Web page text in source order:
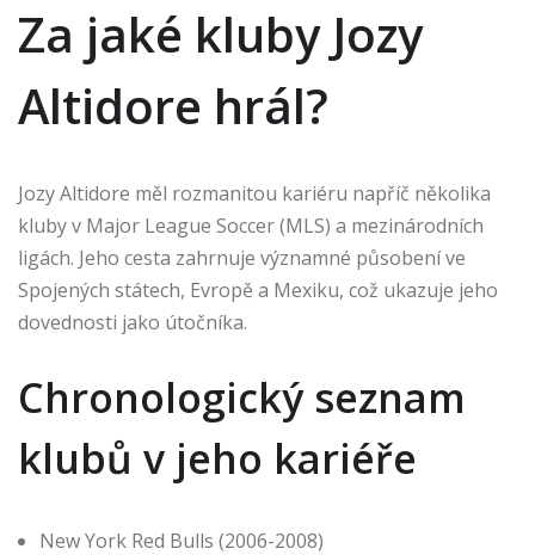
Za jaké kluby Jozy
Altidore hrál?
Jozy Altidore měl rozmanitou kariéru napříč několika
kluby v Major League Soccer (MLS) a mezinárodních
ligách. Jeho cesta zahrnuje významné působení ve
Spojených státech, Evropě a Mexiku, což ukazuje jeho
dovednosti jako útočníka.
Chronologický seznam
klubů v jeho kariéře
New York Red Bulls (2006-2008)